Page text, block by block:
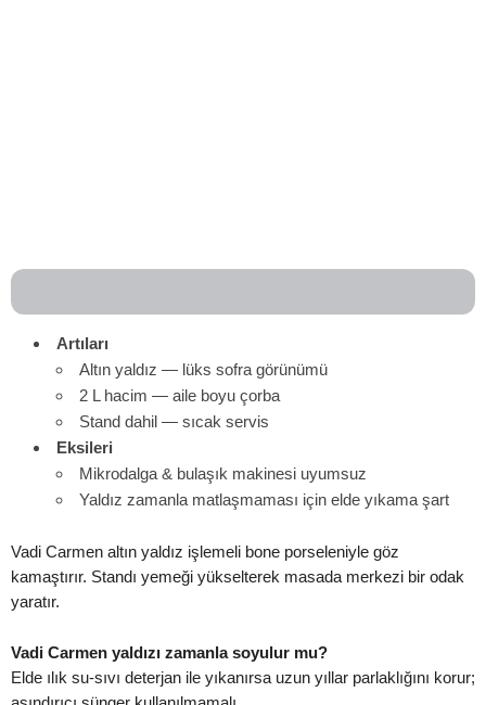
Artıları
Altın yaldız — lüks sofra görünümü
2 L hacim — aile boyu çorba
Stand dahil — sıcak servis
Eksileri
Mikrodalga & bulaşık makinesi uyumsuz
Yaldız zamanla matlaşmaması için elde yıkama şart
Vadi Carmen altın yaldız işlemeli bone porseleniyle göz
kamaştırır. Standı yemeği yükselterek masada merkezi bir odak
yaratır.
Vadi Carmen yaldızı zamanla soyulur mu?
Elde ılık su‑sıvı deterjan ile yıkanırsa uzun yıllar parlaklığını korur;